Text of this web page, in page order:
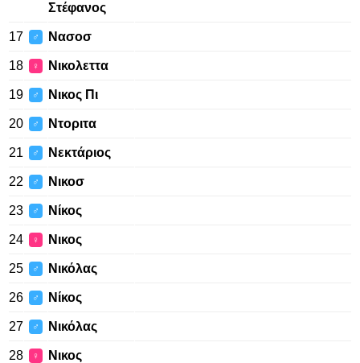
Στέφανος
17 ♂ Νασοσ
18 ♀ Νικολεττα
19 ♂ Νικος Πι
20 ♂ Ντοριτα
21 ♂ Νεκτάριος
22 ♂ Νικοσ
23 ♂ Νίκος
24 ♀ Νικος
25 ♂ Νικόλας
26 ♂ Νίκος
27 ♂ Νικόλας
28 ♀ Νικος